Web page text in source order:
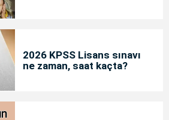
2026 KPSS Lisans sınavı
ne zaman, saat kaçta?